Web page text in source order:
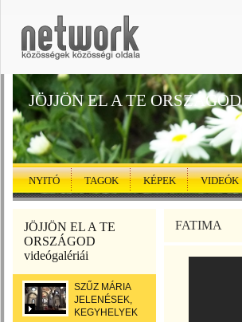
JÖJJÖN EL A TE ORSZÁGOD
NYITÓ TAGOK KÉPEK VIDEÓK
JÖJJÖN EL A TE
ORSZÁGOD
videógalériái
SZŰZ MÁRIA
JELENÉSEK,
KEGYHELYEK
FATIMA